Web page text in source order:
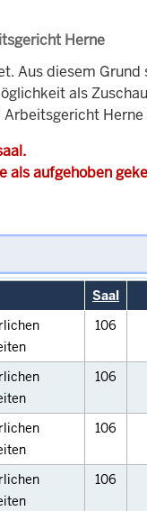
Herne
Aus diesem
als
als aufgehoben
Saal
106
106
106
106